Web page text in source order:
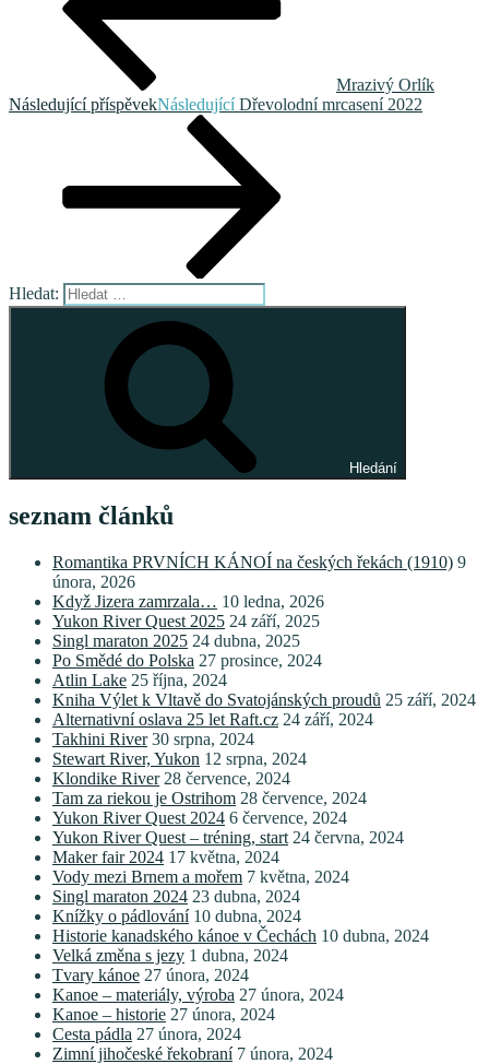
Mrazivý Orlík
Následující příspěvekNásledující Dřevolodní mrcasení 2022
Hledat:
Hledání
seznam článků
Romantika PRVNÍCH KÁNOÍ na českých řekách (1910) 9
února, 2026
Když Jizera zamrzala… 10 ledna, 2026
Yukon River Quest 2025 24 září, 2025
Singl maraton 2025 24 dubna, 2025
Po Smědé do Polska 27 prosince, 2024
Atlin Lake 25 října, 2024
Kniha Výlet k Vltavě do Svatojánských proudů 25 září, 2024
Alternativní oslava 25 let Raft.cz 24 září, 2024
Takhini River 30 srpna, 2024
Stewart River, Yukon 12 srpna, 2024
Klondike River 28 července, 2024
Tam za riekou je Ostrihom 28 července, 2024
Yukon River Quest 2024 6 července, 2024
Yukon River Quest – tréning, start 24 června, 2024
Maker fair 2024 17 května, 2024
Vody mezi Brnem a mořem 7 května, 2024
Singl maraton 2024 23 dubna, 2024
Knížky o pádlování 10 dubna, 2024
Historie kanadského kánoe v Čechách 10 dubna, 2024
Velká změna s jezy 1 dubna, 2024
Tvary kánoe 27 února, 2024
Kanoe – materiály, výroba 27 února, 2024
Kanoe – historie 27 února, 2024
Cesta pádla 27 února, 2024
Zimní jihočeské řekobraní 7 února, 2024